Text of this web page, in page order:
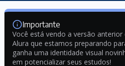
Importante
Você está vendo a versão anterior
Alura que estamos preparando
ganha uma identidade visual
em potencializar seus estudos!